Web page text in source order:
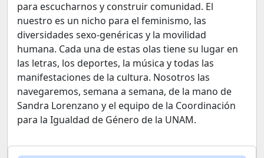
para escucharnos y construir comunidad. El
nuestro es un nicho para el feminismo, las
diversidades sexo-genéricas y la movilidad
humana. Cada una de estas olas tiene su lugar en
las letras, los deportes, la música y todas las
manifestaciones de la cultura. Nosotros las
navegaremos, semana a semana, de la mano de
Sandra Lorenzano y el equipo de la Coordinación
para la Igualdad de Género de la UNAM.